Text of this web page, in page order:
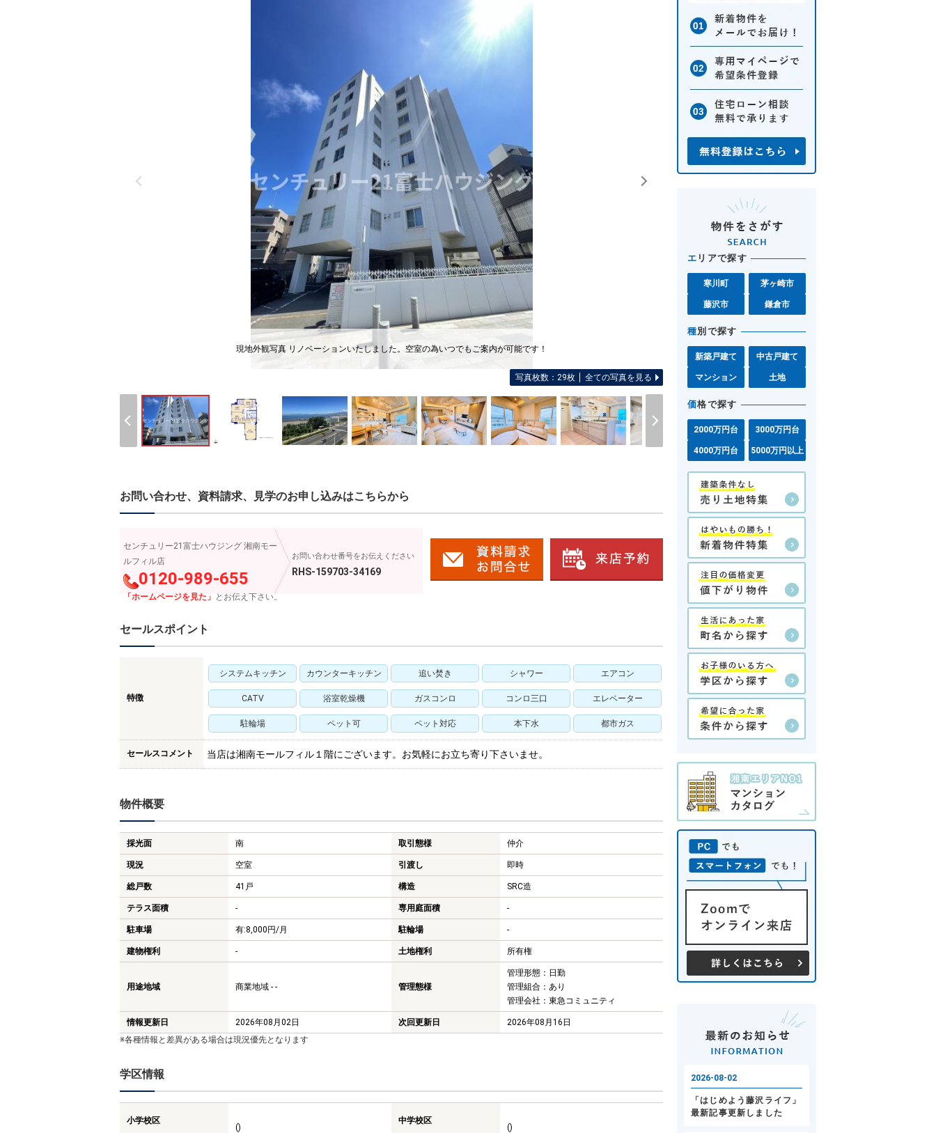
現地外観写真 リノベーションいたしました。空室の為いつでもご案内が可能です！
写真枚数：29枚 全ての写真を見る
お問い合わせ、資料請求、見学のお申し込みはこちらから
センチュリー21富士ハウジング 湘南モー
ルフィル店
0120-989-655
「ホームページを見た」 とお伝え下さい。
お問い合わせ番号をお伝えください
RHS-159703-34169
セールスポイント
特徴
システムキッチン カウンターキッチン 追い焚き シャワー エアコン
CATV 浴室乾燥機 ガスコンロ コンロ三口 エレベーター
駐輪場 ペット可 ペット対応 本下水 都市ガス
セールスコメント 当店は湘南モールフィル１階にございます。お気軽にお立ち寄り下さいませ。
物件概要
採光面 南 取引態様 仲介
現況 空室 引渡し 即時
総戸数 41戸 構造 SRC造
テラス面積 - 専用庭面積 -
駐車場 有:8,000円/月 駐輪場 -
建物権利 - 土地権利 所有権
用途地域 商業地域 - - 管理態様
管理形態：日勤
管理組合：あり
管理会社：東急コミュニティ
情報更新日 2026年08月02日 次回更新日
2026年08月16日
※各種情報と差異がある場合は現況優先となります
学区情報
小学校区
()
中学校区
()
エ リアで探す
寒川町 茅ヶ崎市
藤沢市 鎌倉市
種別で探す
新築戸建て 中古戸建て
マンション 土地
価格で探す
2000万円台 3000万円台
4000万円台 5000万円以上